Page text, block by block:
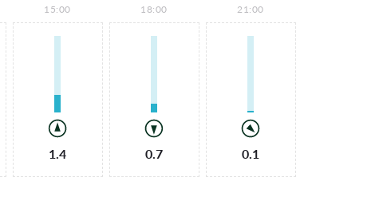
15:00
1.4
18:00
0.7
21:00
0.1